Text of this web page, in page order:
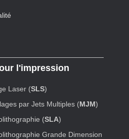
l'impression
Laser (SLS)
par Jets Multiples (MJM)
(SLA)
Grande Dimension